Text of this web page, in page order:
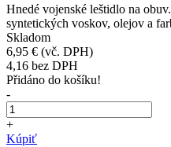
Hnedé vojenské leštidlo na
syntetických voskov, olejov a
Skladom
6,95 € (vč. DPH)
4,16 bez DPH
Přidáno do košíku!
-
+
Kúpiť